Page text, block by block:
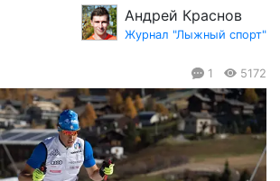
Андрей Краснов
Журнал "Лыжный спорт"
1 5172